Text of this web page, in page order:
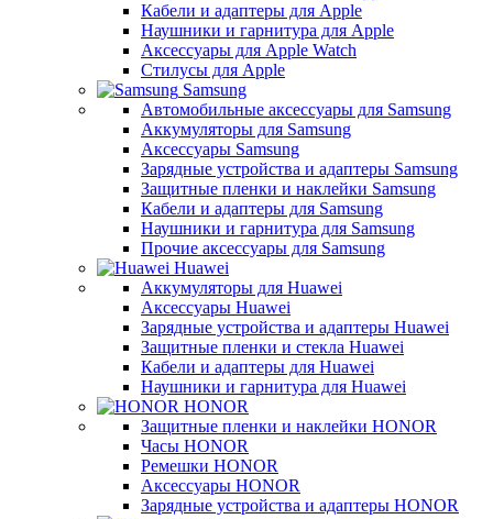
Кабели и адаптеры для Apple
Наушники и гарнитура для Apple
Аксессуары для Apple Watch
Стилусы для Apple
Samsung
Автомобильные аксессуары для Samsung
Аккумуляторы для Samsung
Аксессуары Samsung
Зарядные устройства и адаптеры Samsung
Защитные пленки и наклейки Samsung
Кабели и адаптеры для Samsung
Наушники и гарнитура для Samsung
Прочие аксессуары для Samsung
Huawei
Аккумуляторы для Huawei
Аксессуары Huawei
Зарядные устройства и адаптеры Huawei
Защитные пленки и стекла Huawei
Кабели и адаптеры для Huawei
Наушники и гарнитура для Huawei
HONOR
Защитные пленки и наклейки HONOR
Часы HONOR
Ремешки HONOR
Аксессуары HONOR
Зарядные устройства и адаптеры HONOR